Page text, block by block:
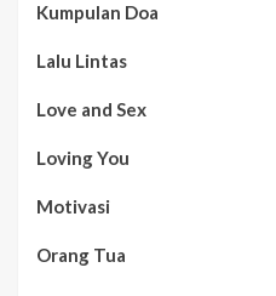
Kumpulan Doa
Lalu Lintas
Love and Sex
Loving You
Motivasi
Orang Tua